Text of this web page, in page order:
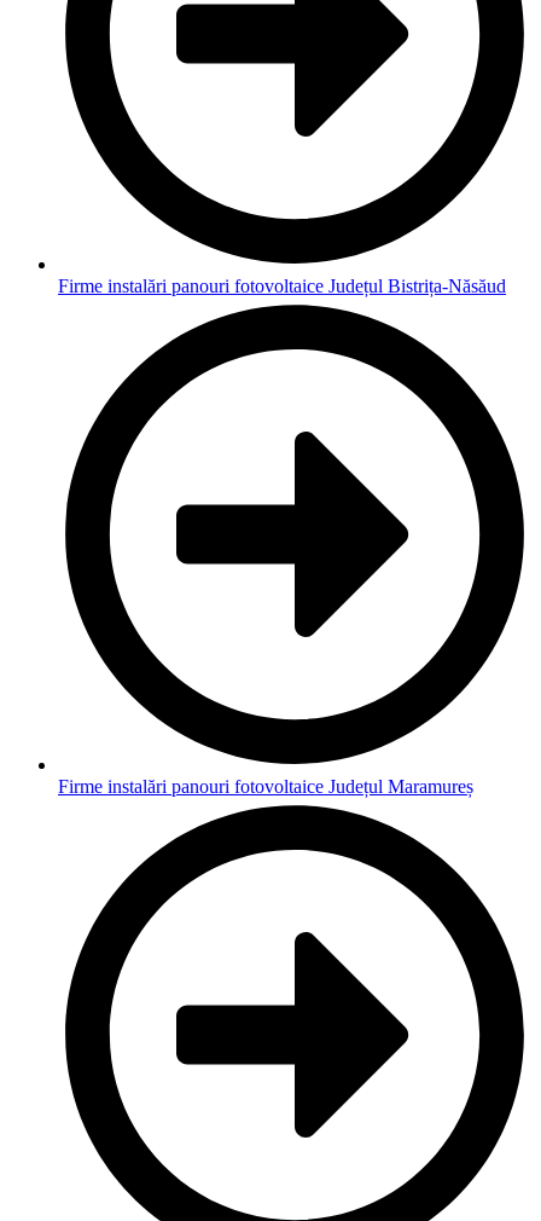
Firme instalări panouri fotovoltaice Județul Bistrița-Năsăud
Firme instalări panouri fotovoltaice Județul Maramureș